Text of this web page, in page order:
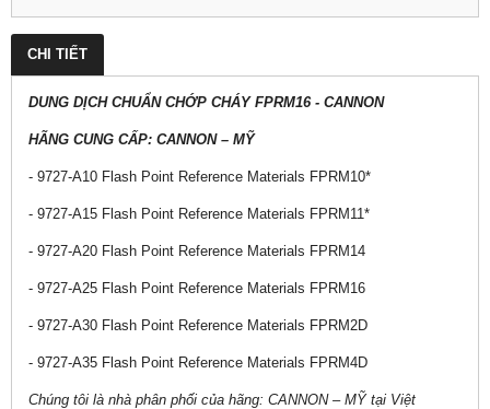
CHI TIẾT
DUNG DỊCH CHUẨN CHỚP CHÁY FPRM16 - CANNON
HÃNG CUNG CẤP: CANNON – MỸ
- 9727-A10 Flash Point Reference Materials FPRM10*
- 9727-A15 Flash Point Reference Materials FPRM11*
- 9727-A20 Flash Point Reference Materials FPRM14
- 9727-A25 Flash Point Reference Materials FPRM16
- 9727-A30 Flash Point Reference Materials FPRM2D
- 9727-A35 Flash Point Reference Materials FPRM4D
Chúng tôi là nhà phân phối của hãng: CANNON – MỸtại Việt